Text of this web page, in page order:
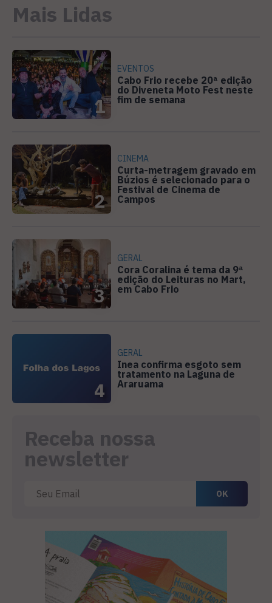
Mais Lidas
1
EVENTOS
Cabo Frio recebe 20ª edição
do Diveneta Moto Fest neste
fim de semana
2
CINEMA
Curta-metragem gravado em
Búzios é selecionado para o
Festival de Cinema de
Campos
3
GERAL
Cora Coralina é tema da 9ª
edição do Leituras no Mart,
em Cabo Frio
4
GERAL
Inea confirma esgoto sem
tratamento na Laguna de
Araruama
Receba nossa
newsletter